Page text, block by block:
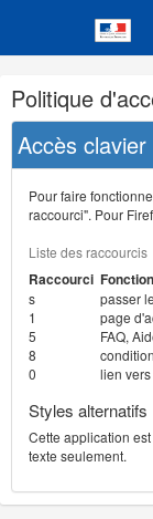
Navigation
et
outils
annexes
Politique
Accès clavier
Pour faire
raccourci". Pour
Liste des raccourcis
Raccourci Fonction
s
passer
1
page
5
FAQ,
8
0
lien
Styles alternatifs
Cette application
texte seulement.